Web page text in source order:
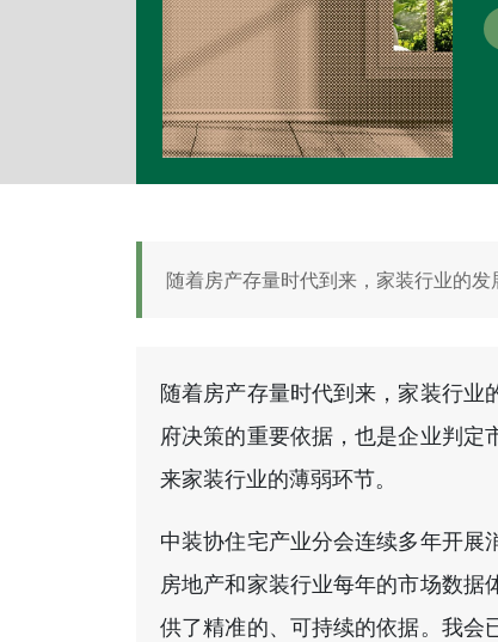
随着房产存量时代到来，家装行业的
随着房产存量时代到来，家装行业
府决策的重要依据，也是企业判定
来家装行业的薄弱环节。
中装协住宅产业分会连续多年开展
房地产和家装行业每年的市场数
供了精准的、可持续的依据。我会